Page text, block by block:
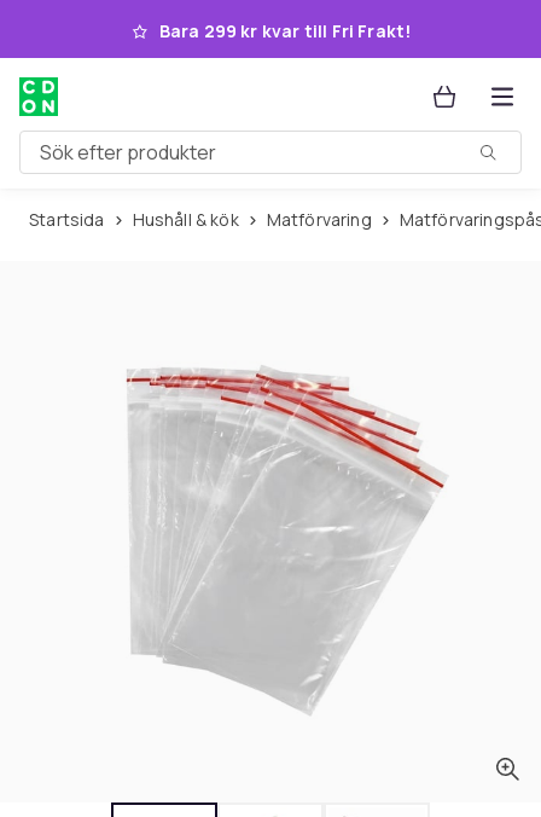
Hoppa till huvudinnehållet
Bara 299 kr kvar till Fri Frakt!
Sök efter produkter
Startsida Hushåll & kök Matförvaring